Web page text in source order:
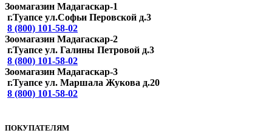
Зоомагазин Мадагаскар-1
г.Туапсе ул.Софьи Перовской д.3
8 (800) 101-58-02
Зоомагазин Мадагаскар-2
г.Туапсе ул. Галины Петровой д.3
8 (800) 101-58-02
Зоомагазин Мадагаскар-3
г.Туапсе ул. Маршала Жукова д.20
8 (800) 101-58-02
ПОКУПАТЕЛЯМ